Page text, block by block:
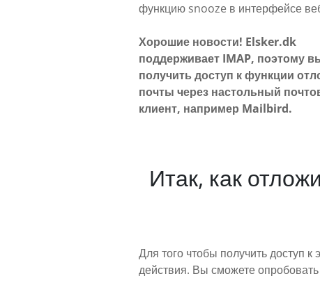
функцию snooze в интерфейсе
Хорошие новости! Elsker.dk
поддерживает IMAP, поэтому
получить доступ к функции
почты через настольный
клиент, например Mailbird.
Итак, как
Для того чтобы получить доступ
действия. Вы сможете